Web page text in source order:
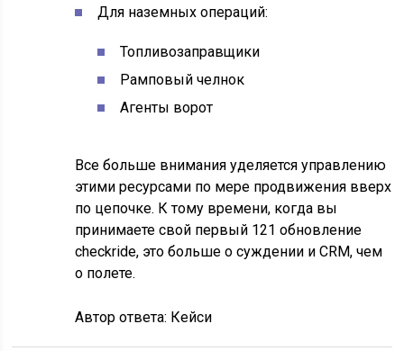
Для наземных операций:
Топливозаправщики
Рамповый челнок
Агенты ворот
Все больше внимания уделяется управлению
этими ресурсами по мере продвижения вверх
по цепочке. К тому времени, когда вы
принимаете свой первый 121 обновление
checkride, это больше о суждении и CRM, чем
о полете.
Автор ответа: Кейси